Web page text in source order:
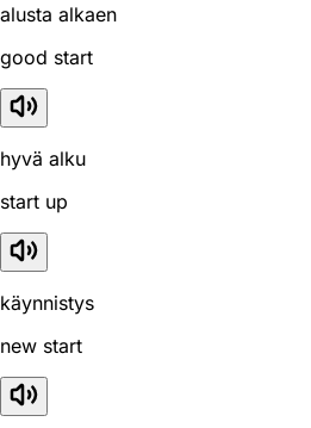
alusta alkaen
good start
hyvä alku
start up
käynnistys
new start